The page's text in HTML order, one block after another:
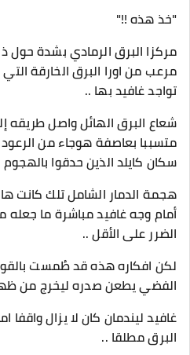
"خذ هذه !!"
مركزا البرق الرمادي بشدة حول
مرعب من اورا البرق الخارقة
تواجد غافيد بها ..
شعاع البرق الهائل واصل طريقه
متسببا بعاصفة هوجاء من
سكان كايلد الذين حدقوا
هجمة الدمار الشامل تلك كانت
أمام وجه غافيد مباشرة ما جعله
الضرر على الأقل ..
لكن افكاره هذه قد طُمست
الفضي يطعن صدره ليخرج من
غافيد ليندمان كان لا يزال
البرق مطلقا ..